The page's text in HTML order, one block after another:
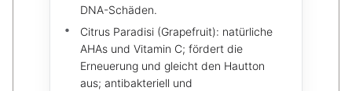
DNA-Schäden.
Citrus Paradisi (Grapefruit): natürliche
AHAs und Vitamin C; fördert die
Erneuerung und gleicht den Hautton
aus; antibakteriell und